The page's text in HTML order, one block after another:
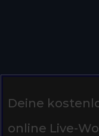
Deine
online Live-